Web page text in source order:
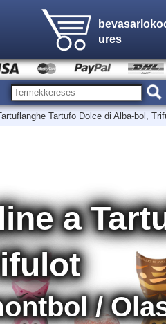
ures
Tartufo Dolce di Alba-bol,
a
/